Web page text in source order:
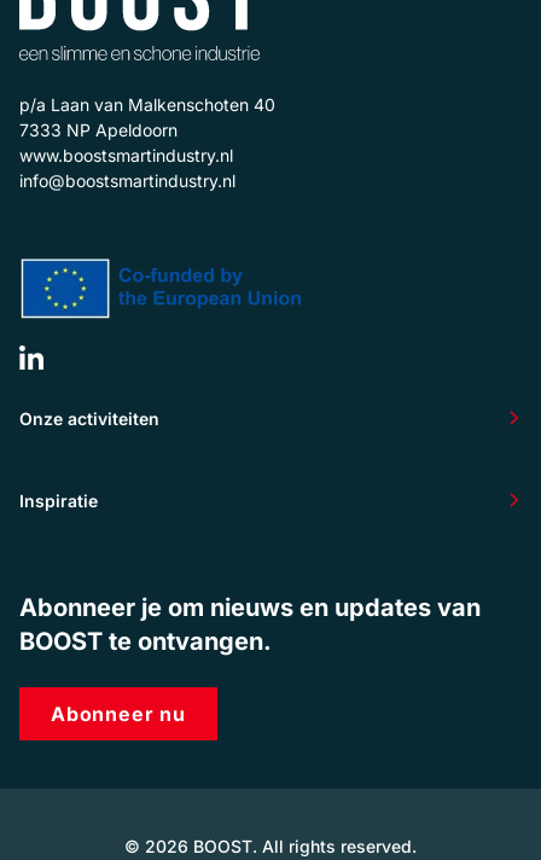
p/a Laan van Malkenschoten 40
7333 NP Apeldoorn
www.boostsmartindustry.nl
info@boostsmartindustry.nl
Onze activiteiten
Inspiratie
Abonneer je om nieuws en updates van
BOOST te ontvangen.
Abonneer nu
© 2026 BOOST. All rights reserved.